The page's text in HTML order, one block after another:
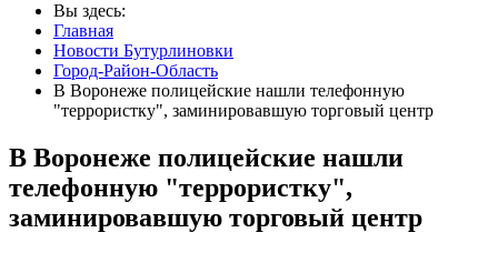
Вы здесь:
Главная
Новости Бутурлиновки
Город-Район-Область
В Воронеже полицейские нашли телефонную
"террористку", заминировавшую торговый центр
В Воронеже полицейские нашли
телефонную "террористку",
заминировавшую торговый центр